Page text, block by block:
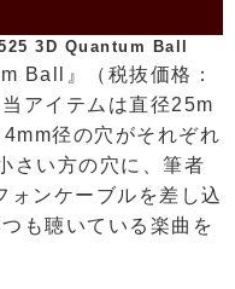
525 3D Quantum Ball
Ball』（税抜価格：
アイテムは直径25m
径の穴がそれぞれ
さい方の穴に、筆者
ンケーブルを差し込
も聴いている楽曲を